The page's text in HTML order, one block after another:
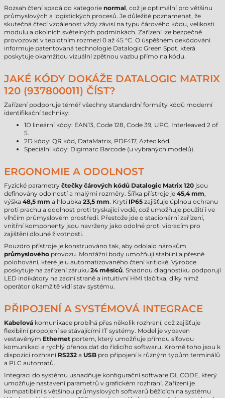
Rozsah čtení spadá do kategorie normal, což je optimální pro většinu
průmyslových a logistických procesů. Je důležité poznamenat, že
skutečná čtecí vzdálenost vždy závisí na typu čárového kódu, velikosti
modulu a okolních světelných podmínkách. Zařízení lze bezpečně
provozovat v teplotním rozmezí 0 až 45 °C. O úspěšném dekódování
informuje patentovaná technologie Datalogic Green Spot, která
poskytuje okamžitou vizuální zpětnou vazbu přímo na kódu.
JAKÉ KÓDY DOKÁŽE DATALOGIC MATRIX
120 (937800011) ČÍST?
Zařízení podporuje téměř všechny standardní formáty kódů moderní
identifikační techniky:
1D lineární kódy: EAN13, Code 128, Code 39, UPC, Interleaved 2 of
5.
2D kódy: QR kód, DataMatrix, PDF417, Aztec kód.
Speciální kódy: Digimarc Barcode (u vybraných modelů).
ERGONOMIE A ODOLNOST
Fyzické parametry čtečky čárových kódů Datalogic Matrix 120 jsou
definovány odolností a malými rozměry. Šířka přístroje je 45,4 mm,
výška 48,5 mm a hloubka 23,5 mm. Krytí IP65 zajišťuje úplnou ochranu
proti prachu a odolnost proti tryskající vodě, což umožňuje použití i ve
vlhčím průmyslovém prostředí. Přestože jde o stacionární zařízení,
vnitřní komponenty jsou navrženy jako odolné proti vibracím pro
zajištění dlouhé životnosti.
Pouzdro přístroje je konstruováno tak, aby odolalo nárokům
průmyslového provozu. Montážní body umožňují stabilní a přesné
polohování, které je u automatizovaného čtení kritické. Výrobce
poskytuje na zařízení záruku 24 měsíců. Snadnou diagnostiku podporují
LED indikátory na zadní straně a intuitivní HMI tlačítka, díky nimž
operátor okamžitě vidí stav systému.
PŘIPOJENÍ A SYSTÉMOVÁ INTEGRACE
Kabelová komunikace probíhá přes několik rozhraní, což zajišťuje
flexibilní propojení se stávajícími IT systémy. Model je vybaven
vestavěným Ethernet portem, který umožňuje přímou síťovou
komunikaci a rychlý přenos dat do řídicího softwaru. Kromě toho jsou k
dispozici rozhraní RS232 a USB pro připojení k různým typům terminálů
a PLC automatů.
Integraci do systému usnadňuje konfigurační software DL.CODE, který
umožňuje nastavení parametrů v grafickém rozhraní. Zařízení je
kompatibilní s většinou průmyslových softwarů běžících na systému